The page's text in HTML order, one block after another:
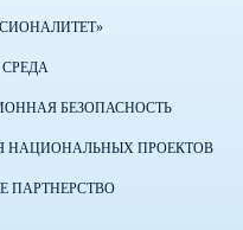
БЕЗОПАСНОСТЬ
НАЦИОНАЛЬНЫХ ПРОЕКТОВ
ПАРТНЕРСТВО